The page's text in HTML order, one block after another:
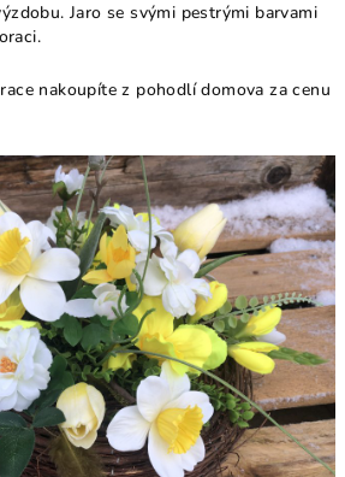
Jaro se svými pestrými barvami
nakoupíte z pohodlí domova za cenu